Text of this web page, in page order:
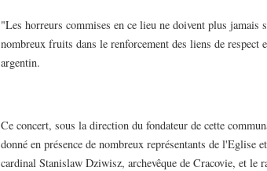
"Les horreurs commises en ce lieu ne doivent plus jamais
nombreux fruits dans le renforcement des liens de
argentin.
Ce concert, sous la direction du fondateur de cette
donné en présence de nombreux représentants de l'Eglise
cardinal Stanislaw Dziwisz, archevêque de Cracovie, et